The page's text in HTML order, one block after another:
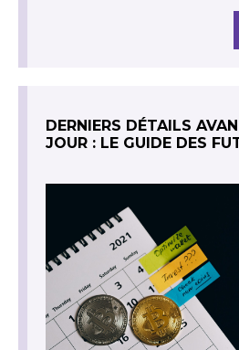
DERNIERS DÉTAILS
JOUR : LE GUIDE DES